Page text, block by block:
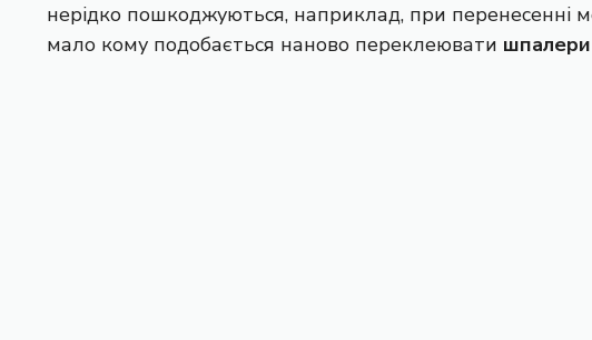
нерідко пошкоджуються, наприклад, при перенесенні
мало кому подобається наново переклеювати шпалери